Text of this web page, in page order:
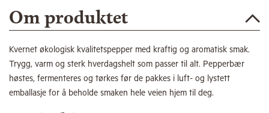
Om produktet
Kvernet økologisk kvalitetspepper med kraftig og aromatisk smak.
Trygg, varm og sterk hverdagshelt som passer til alt. Pepperbær
høstes, fermenteres og tørkes før de pakkes i luft- og lystett
emballasje for å beholde smaken hele veien hjem til deg.